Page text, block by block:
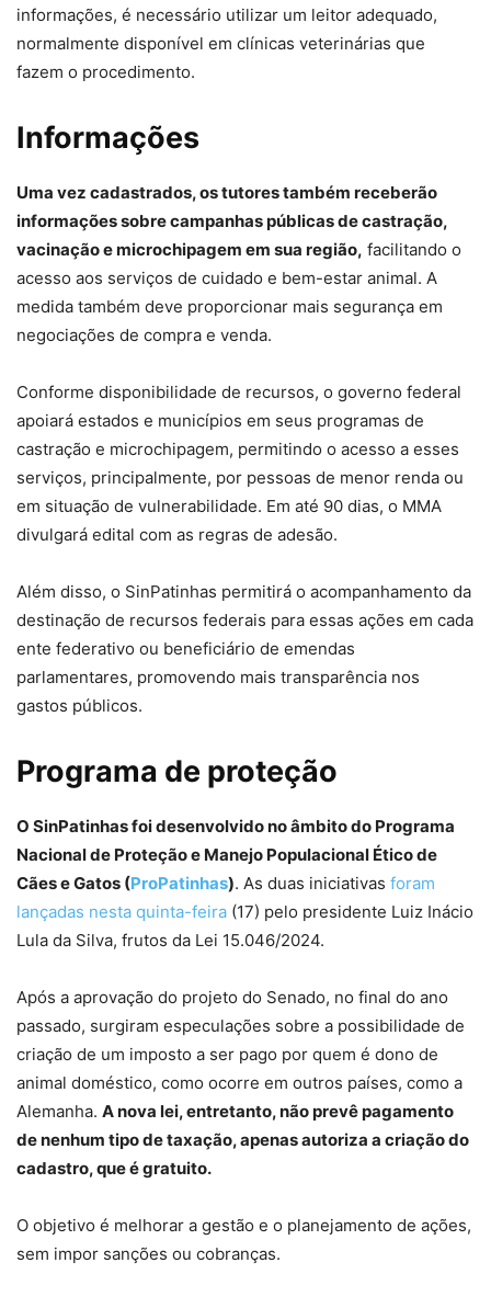
informações, é necessário utilizar um leitor adequado,
normalmente disponível em clínicas veterinárias que
fazem o procedimento.
Informações
Uma vez cadastrados, os tutores também receberão
informações sobre campanhas públicas de castração,
vacinação e microchipagem em sua região, facilitando o
acesso aos serviços de cuidado e bem-estar animal. A
medida também deve proporcionar mais segurança em
negociações de compra e venda.
Conforme disponibilidade de recursos, o governo federal
apoiará estados e municípios em seus programas de
castração e microchipagem, permitindo o acesso a esses
serviços, principalmente, por pessoas de menor renda ou
em situação de vulnerabilidade. Em até 90 dias, o MMA
divulgará edital com as regras de adesão.
Além disso, o SinPatinhas permitirá o acompanhamento da
destinação de recursos federais para essas ações em cada
ente federativo ou beneficiário de emendas
parlamentares, promovendo mais transparência nos
gastos públicos.
Programa de proteção
O SinPatinhas foi desenvolvido no âmbito do Programa
Nacional de Proteção e Manejo Populacional Ético de
Cães e Gatos (ProPatinhas). As duas iniciativas foram
lançadas nesta quinta-feira (17) pelo presidente Luiz Inácio
Lula da Silva, frutos da Lei 15.046/2024.
Após a aprovação do projeto do Senado, no final do ano
passado, surgiram especulações sobre a possibilidade de
criação de um imposto a ser pago por quem é dono de
animal doméstico, como ocorre em outros países, como a
Alemanha. A nova lei, entretanto, não prevê pagamento
de nenhum tipo de taxação, apenas autoriza a criação do
cadastro, que é gratuito.
O objetivo é melhorar a gestão e o planejamento de ações,
sem impor sanções ou cobranças.